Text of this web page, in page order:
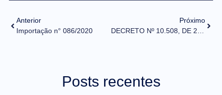
Anterior
Importação n° 086/2020
Próximo
DECRETO Nº 10.508, DE 2 DE OUTUBRO DE 2020
Posts recentes